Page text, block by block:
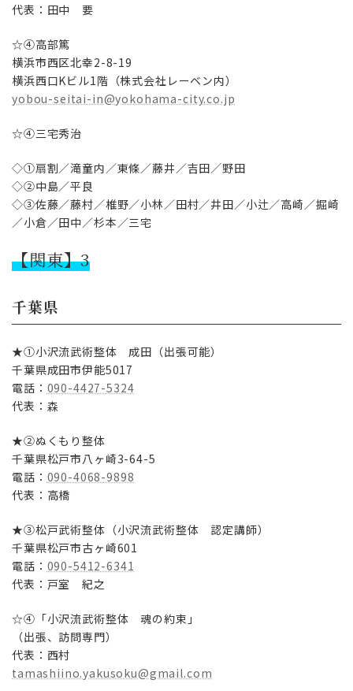
代表：田中 要
☆④高部篤
横浜市西区北幸2-8-19
横浜西口Kビル1階（株式会社レーベン内）
yobou-seitai-in@yokohama-city.co.jp
☆④三宅秀治
◇①扇割／滝童内／東條／藤井／吉田／野田
◇②中島／平良
◇③佐藤／藤村／椎野／小林／田村／井田／小辻／高崎／掘崎
／小倉／田中／杉本／三宅
【関東】3
千葉県
★①小沢流武術整体 成田（出張可能）
千葉県成田市伊能5017
電話： 090-4427-5324
代表：森
★②ぬくもり整体
千葉県松戸市八ヶ崎3-64-5
電話： 090-4068-9898
代表：高橋
★③松戸武術整体（小沢流武術整体 認定講師）
千葉県松戸市古ヶ崎601
電話： 090-5412-6341
代表：戸室 紀之
☆④「小沢流武術整体 魂の約束」
（出張、訪問専門）
代表：西村
tamashiino.yakusoku@gmail.com